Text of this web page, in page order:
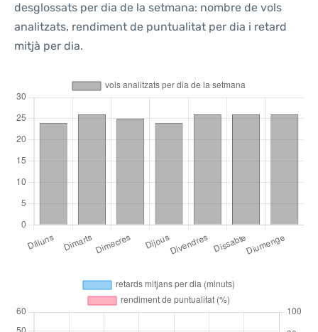
desglossats per dia de la setmana: nombre de vols
analitzats, rendiment de puntualitat per dia i retard
mitjà per dia.